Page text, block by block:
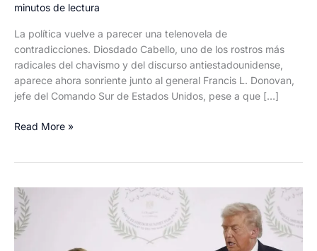
minutos de lectura
La política vuelve a parecer una telenovela de
contradicciones. Diosdado Cabello, uno de los rostros más
radicales del chavismo y del discurso antiestadounidense,
aparece ahora sonriente junto al general Francis L. Donovan,
jefe del Comando Sur de Estados Unidos, pese a que […]
Diosdado
al
jefe
del
Comando
Read More »